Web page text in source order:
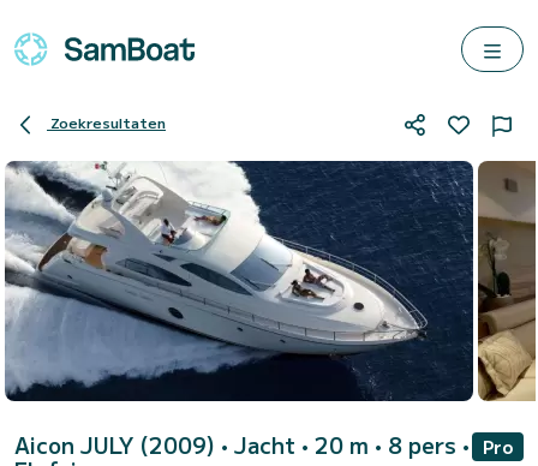
Zoekresultaten
Aicon JULY (2009) • Jacht • 20 m • 8 pers •
Pro